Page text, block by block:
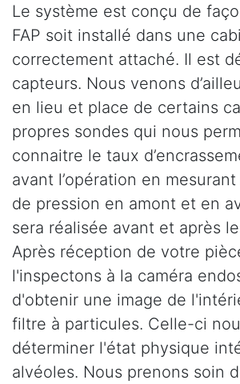
Le système est conçu de
FAP soit installé dans une
correctement attaché. Il est
capteurs. Nous venons
en lieu et place de certains
propres sondes qui nous
connaitre le taux
avant l’opération en
de pression en amont et en
sera réalisée avant et après
Après réception de votre
l'inspectons à la caméra
d'obtenir une image de
filtre à particules. Celle-ci
déterminer l'état physique
alvéoles. Nous prenons soin